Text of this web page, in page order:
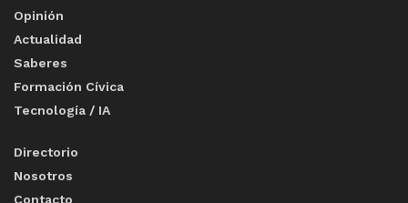
Opinión
Actualidad
Saberes
Formación Cívica
Tecnología / IA
Directorio
Nosotros
Contacto